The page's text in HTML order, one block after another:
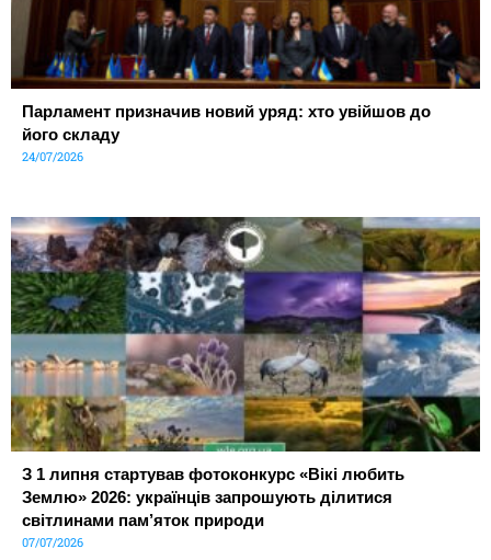
Парламент призначив новий уряд: хто увійшов до
його складу
24/07/2026
З 1 липня стартував фотоконкурс «Вікі любить
Землю» 2026: українців запрошують ділитися
світлинами пам’яток природи
07/07/2026